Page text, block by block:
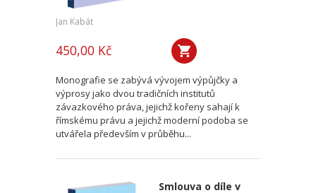
Jan Kabát
450,00 Kč
Monografie se zabývá vývojem výpůjčky a
výprosy jako dvou tradičních institutů
závazkového práva, jejichž kořeny sahají k
římskému právu a jejichž moderní podoba se
utvářela především v průběhu...
Smlouva o díle v